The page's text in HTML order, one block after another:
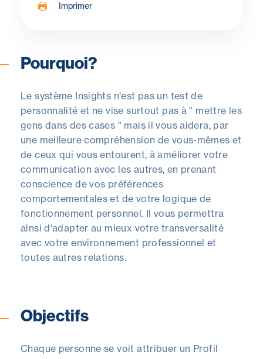
Imprimer
Pourquoi? Objectifs
Pourquoi?
Le système Insights n'est pas un test de
personnalité et ne vise surtout pas à " mettre les
gens dans des cases " mais il vous aidera, par
une meilleure compréhension de vous-mêmes et
de ceux qui vous entourent, à améliorer votre
communication avec les autres, en prenant
conscience de vos préférences
comportementales et de votre logique de
fonctionnement personnel. Il vous permettra
ainsi d'adapter au mieux votre transversalité
avec votre environnement professionnel et
toutes autres relations.
Objectifs
Chaque personne se voit attribuer un Profil